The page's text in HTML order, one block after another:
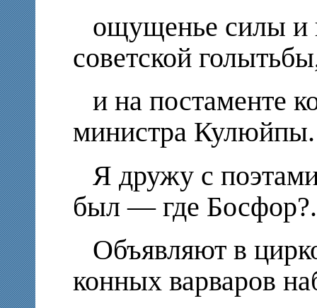
ощущенье силы и
советской
и на постаменте
министра Кулюйпы.
Я дружу с
был — где
Объявляют в
конных варваров